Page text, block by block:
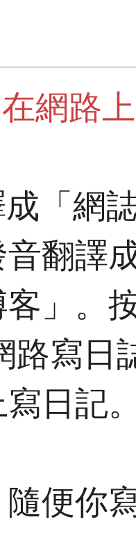
網路
「網
翻譯
」。
路寫日
日記
便你